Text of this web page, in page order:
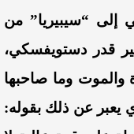
إلى “سيبيريا” من
قدر دستويفسكي،
والموت وما صاحبها
يعبر عن ذلك بقوله: